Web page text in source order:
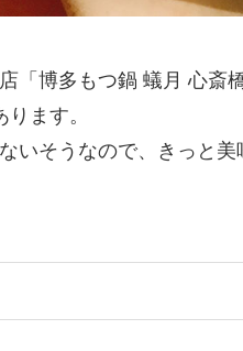
「博多もつ鍋 蟻月 心斎
ます。
いそうなので、きっと美